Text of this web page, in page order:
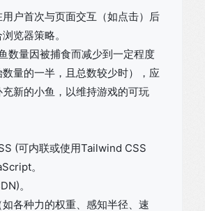
户首次与页面交互（如点击）后
览器策略。
数量因被捕食而减少到一定程度
数量的一半，且总数较少时），应
新的小鱼，以维持游戏的可玩
(可内联或使用Tailwind CSS
。
。
各种力的权重、感知半径、速